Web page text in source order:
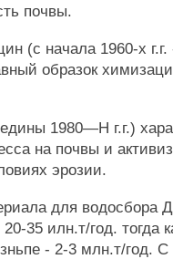
почвы.
(с начала 1960-х
образок
1980—Н г.г.)
на почвы и
эрозии.
для водосбора
35 илн.т/год. тогда
- 2-3 млн.т/год.